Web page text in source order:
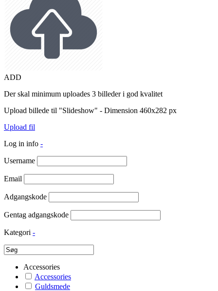
ADD
Der skal minimum uploades 3 billeder i god kvalitet
Upload billede til "Slideshow" - Dimension 460x282 px
Upload fil
Log in info -
Username
Email
Adgangskode
Gentag adgangskode
Kategori -
Accessories
Accessories
Guldsmede